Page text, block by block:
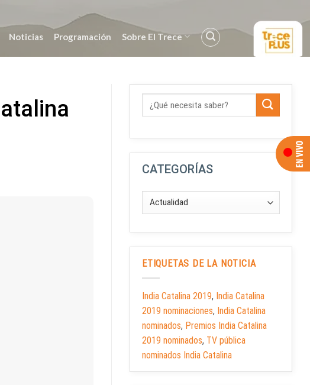
Noticias Programación Sobre El Trece
CATEGORÍAS
ETIQUETAS DE LA NOTICIA
India Catalina 2019, India Catalina
2019 nominaciones, India Catalina
nominados, Premios India Catalina
2019 nominados, TV pública
nominados India Catalina